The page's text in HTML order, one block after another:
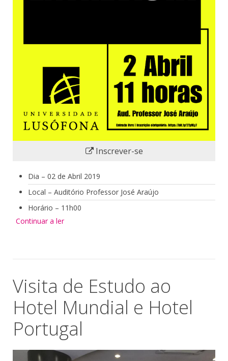
Inscrever-se
Dia – 02 de Abril 2019
Local – Auditório Professor José Araújo
Horário – 11h00
Continuar a ler
Visita de Estudo ao
Hotel Mundial e Hotel
Portugal